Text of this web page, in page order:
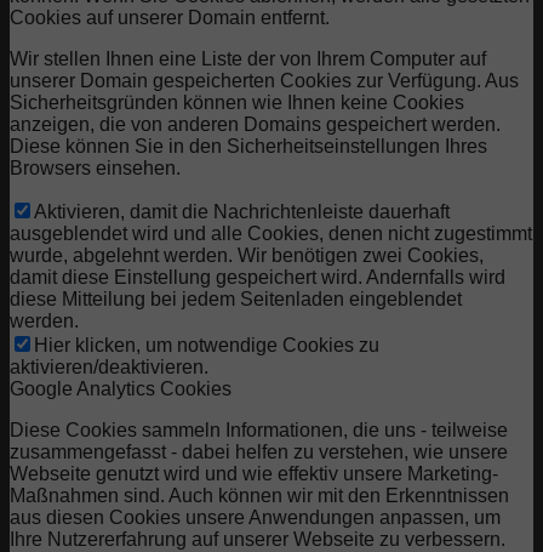
Cookies auf unserer Domain entfernt.
Wir stellen Ihnen eine Liste der von Ihrem Computer auf
unserer Domain gespeicherten Cookies zur Verfügung. Aus
Sicherheitsgründen können wie Ihnen keine Cookies
anzeigen, die von anderen Domains gespeichert werden.
Diese können Sie in den Sicherheitseinstellungen Ihres
Browsers einsehen.
Aktivieren, damit die Nachrichtenleiste dauerhaft
ausgeblendet wird und alle Cookies, denen nicht zugestimmt
wurde, abgelehnt werden. Wir benötigen zwei Cookies,
damit diese Einstellung gespeichert wird. Andernfalls wird
diese Mitteilung bei jedem Seitenladen eingeblendet
werden.
Hier klicken, um notwendige Cookies zu
aktivieren/deaktivieren.
Google Analytics Cookies
Diese Cookies sammeln Informationen, die uns - teilweise
zusammengefasst - dabei helfen zu verstehen, wie unsere
Webseite genutzt wird und wie effektiv unsere Marketing-
Maßnahmen sind. Auch können wir mit den Erkenntnissen
aus diesen Cookies unsere Anwendungen anpassen, um
Ihre Nutzererfahrung auf unserer Webseite zu verbessern.